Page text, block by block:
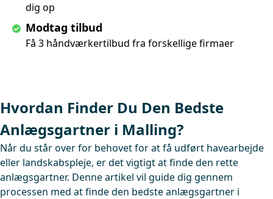
dig op
Modtag tilbud
Få 3 håndværkertilbud fra forskellige firmaer
Hvordan Finder Du Den Bedste
Anlægsgartner i Malling?
Når du står over for behovet for at få udført havearbejde
eller landskabspleje, er det vigtigt at finde den rette
anlægsgartner. Denne artikel vil guide dig gennem
processen med at finde den bedste anlægsgartner i